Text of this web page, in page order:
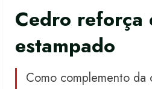
Cedro reforça
estampado
Como complemento da